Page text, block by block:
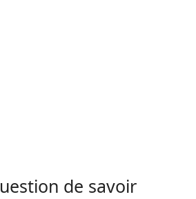
de savoir